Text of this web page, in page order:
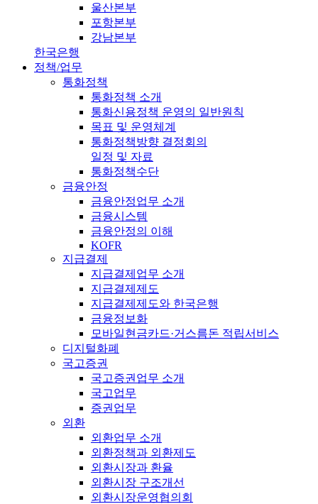
울산본부
포항본부
강남본부
한국은행
정책/업무
통화정책
통화정책 소개
통화신용정책 운영의 일반원칙
목표 및 운영체계
통화정책방향 결정회의
일정 및 자료
통화정책수단
금융안정
금융안정업무 소개
금융시스템
금융안정의 이해
KOFR
지급결제
지급결제업무 소개
지급결제제도
지급결제제도와 한국은행
금융정보화
모바일현금카드·거스름돈 적립서비스
디지털화폐
국고증권
국고증권업무 소개
국고업무
증권업무
외환
외환업무 소개
외환정책과 외환제도
외환시장과 환율
외환시장 구조개선
외환시장운영협의회